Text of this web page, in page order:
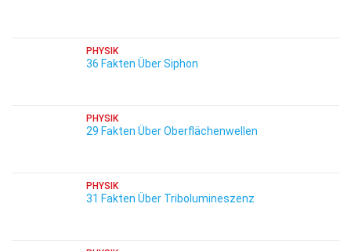
PHYSIK
36 Fakten Über Siphon
PHYSIK
29 Fakten Über Oberflächenwellen
PHYSIK
31 Fakten Über Tribolumineszenz